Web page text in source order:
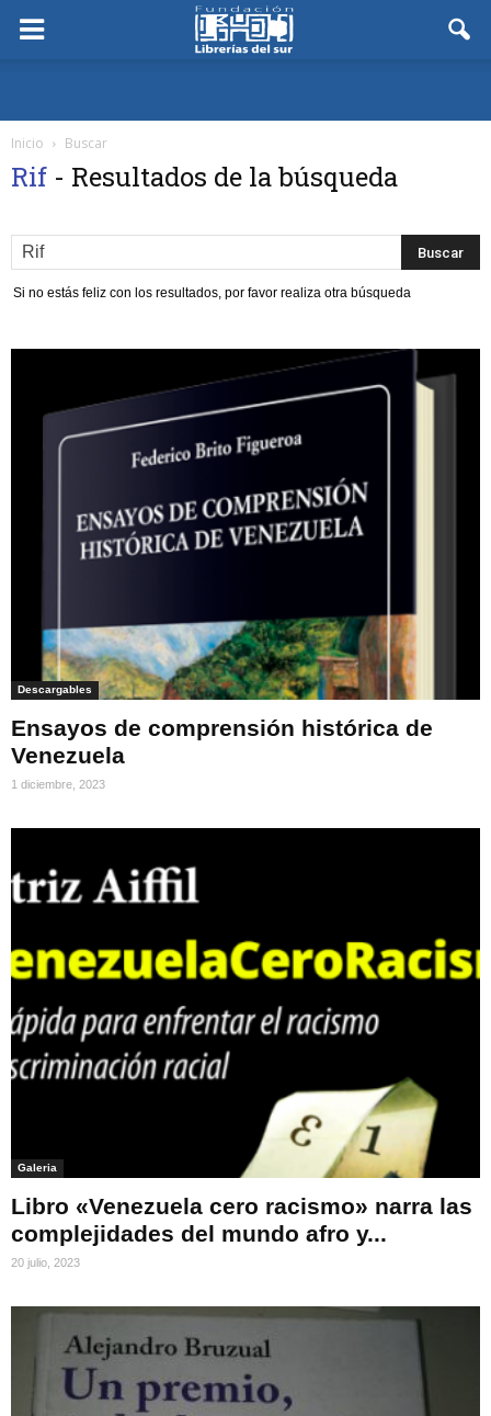
Inicio Buscar
Rif - Resultados de la búsqueda
Si no estás feliz con los resultados, por favor realiza otra búsqueda
Descargables
Ensayos de comprensión histórica de
Venezuela
1 diciembre, 2023
Galeria
Libro «Venezuela cero racismo» narra las
complejidades del mundo afro y...
20 julio, 2023